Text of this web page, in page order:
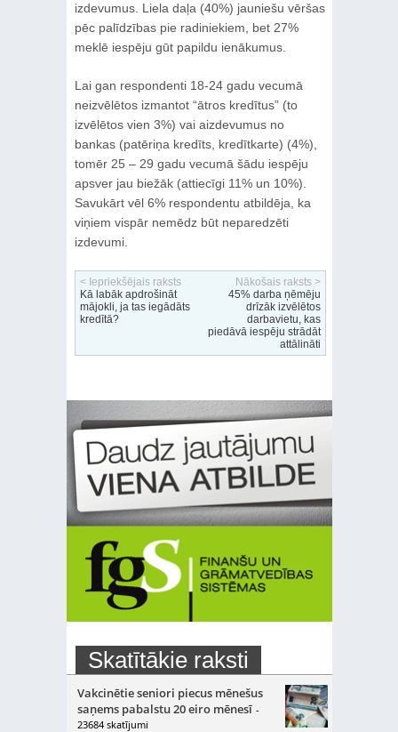
izdevumus. Liela daļa (40%) jauniešu vēršas
pēc palīdzības pie radiniekiem, bet 27%
meklē iespēju gūt papildu ienākumus.
Lai gan respondenti 18-24 gadu vecumā
neizvēlētos izmantot “ātros kredītus” (to
izvēlētos vien 3%) vai aizdevumus no
bankas (patēriņa kredīts, kredītkarte) (4%),
tomēr 25 – 29 gadu vecumā šādu iespēju
apsver jau biežāk (attiecīgi 11% un 10%).
Savukārt vēl 6% respondentu atbildēja, ka
viņiem vispār nemēdz būt neparedzēti
izdevumi.
< Iepriekšējais raksts
Kā labāk apdrošināt
mājokli, ja tas iegādāts
kredītā?
Nākošais raksts >
45% darba ņēmēju
drīzāk izvēlētos
darbavietu, kas
piedāvā iespēju strādāt
attālināti
Skatītākie raksti
Vakcinētie seniori piecus mēnešus
saņems pabalstu 20 eiro mēnesī -
23684 skatījumi